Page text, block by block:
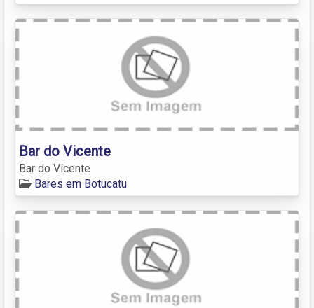
Bar do Vicente
Bar do Vicente
Bares em Botucatu